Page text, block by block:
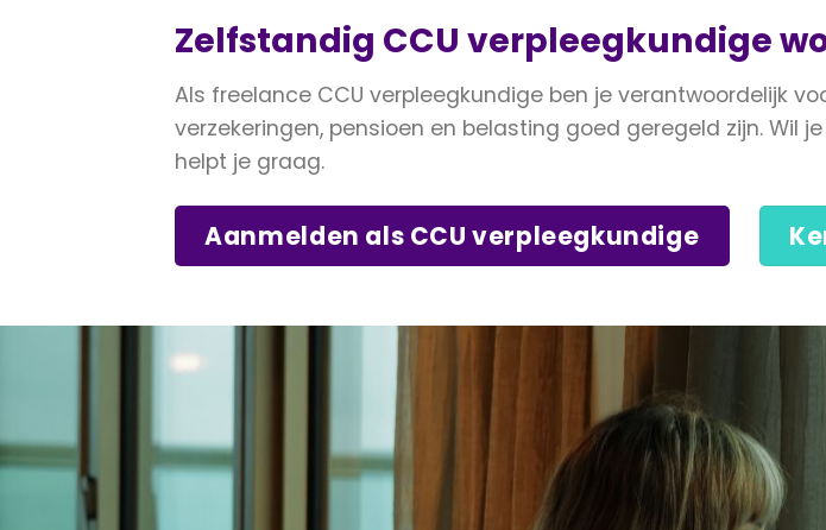
Zelfstandig CCU verpleegkundige
Als freelance CCU verpleegkundige ben je verantwoordelijk
verzekeringen, pensioen en belasting goed geregeld zijn. Wil
helpt je graag.
Aanmelden als CCU verpleegkundige